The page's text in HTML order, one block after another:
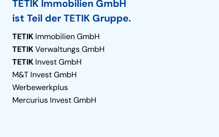
TETIK Immobilien GmbH
ist Teil der TETIK Gruppe.
TETIK Immobilien GmbH
TETIKVerwaltungs GmbH
TETIK Invest GmbH
M&T Invest GmbH
Werbewerkplus
Mercurius Invest GmbH